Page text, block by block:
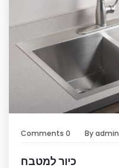
Byadmin
0 Comments
כיור למטבח